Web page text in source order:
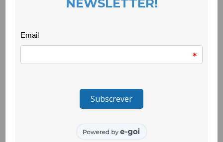
comemorações do Dia da Terra.
sobre o que podemos fazer pela saúde do nosso planeta e
quais as responsabilidades que todos e todas,
independentemente das nossas idades, devemos ter para
Na segunda sessão, metemos as mãos na terra da horta da
escola, onde semeámos frutas e vegetais com as crianças, e